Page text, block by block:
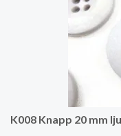
K008 Knapp 20 mm